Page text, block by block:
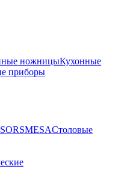
ножницыКухонные
приборы
MESAСтоловые